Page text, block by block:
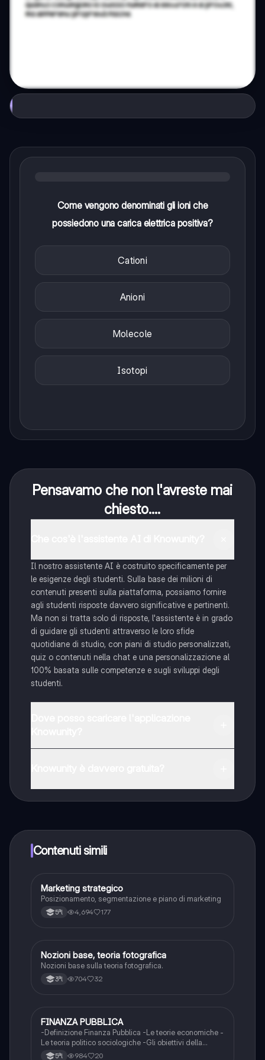
Come vengono denominati gli ioni che
possiedono una carica elettrica positiva?
Cationi
Anioni
Molecole
Isotopi
Pensavamo che non l'avreste mai
chiesto....
Il nostro assistente AI è costruito specificamente per
le esigenze degli studenti. Sulla base dei milioni di
contenuti presenti sulla piattaforma, possiamo fornire
agli studenti risposte davvero significative e pertinenti.
Ma non si tratta solo di risposte, l'assistente è in grado
di guidare gli studenti attraverso le loro sfide
quotidiane di studio, con piani di studio personalizzati,
quiz o contenuti nella chat e una personalizzazione al
100% basata sulle competenze e sugli sviluppi degli
studenti.
Knowunity Premium, che consente di studiare senza
alcun limite!!
Contenuti simili
Altro
Marketing strategico
Posizionamento, segmentazione e piano di marketing
5ªl 4,694 177
Altro
Nozioni base, teoria fotografica
Nozioni base sulla teoria fotografica.
3ªl 704 32
Altro
FINANZA PUBBLICA
-Definizione Finanza Pubblica -Le teorie economiche -
Le teoria politico sociologiche -Gli obiettivi della
finanza pubblica -Piano Beveridge -Welfare
5ªl 984 20